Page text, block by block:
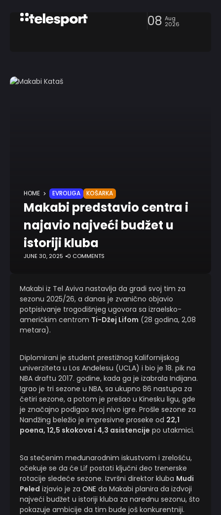
08 Aug
2026
HOME EVROLIGA KOŠARKA
Makabi predstavio centra i
najavio najveći budžet u
istoriji kluba
JUNE 30, 2025 0 COMMENTS
Makabi iz Tel Aviva nastavlja da gradi svoj tim za
sezonu 2025/26, a danas je zvanično objavio
potpisivanje trogodišnjeg ugovora sa izraelsko-
američkim centrom Ti-Džej Lifom (28 godina, 2,08
metara).
Diplomirani je student prestižnog Kalifornijskog
univerziteta u Los Anđelesu (UCLA) i bio je 18. pik na
NBA draftu 2017. godine, kada ga je izabrala Indijana.
Igrao je tri sezone u NBA, sa ukupno 86 nastupa za
četiri sezone, a potom je prešao u Kinesku ligu, gde
je značajno podigao svoj nivo igre. Prošle sezone za
Nandžing beležio je impresivne proseke od 22,1
poena, 12,5 skokova i 4,3 asistencije po utakmici.
Sa stečenim međunarodnim iskustvom i zrelošću,
očekuje se da će Lif postati ključni deo trenerske
rotacije sledeće sezone. Izvršni direktor kluba Mudi
Peled izjavio je za ONE da Makabi planira da izdvoji
najveći budžet u istoriji kluba za narednu sezonu, što
pokazuje ambicije da tim bude još konkurentniji.